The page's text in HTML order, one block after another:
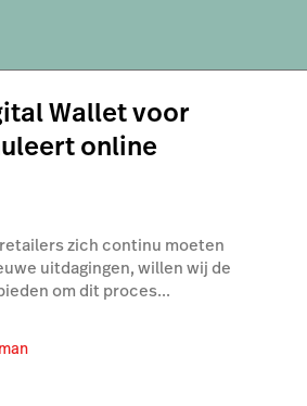
Wallet voor
online
zich continu moeten
uitdagingen, willen wij de
om dit proces...